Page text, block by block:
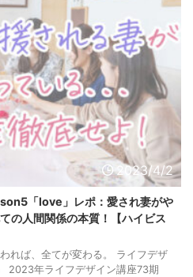
2023/4/2
「love」レポ：愛され妻がや
人間関係の本質！【ハイビス
ば、全てが変わる。 ライフデザ
2023年ライフデザイン講座73期